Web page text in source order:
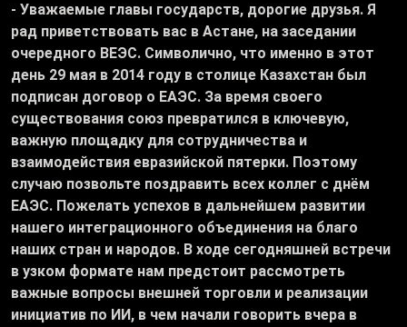
- Уважаемые главы государств, дорогие друзья. Я
рад приветствовать вас в Астане, на заседании
очередного ВЕЭС. Символично, что именно в этот
день 29 мая в 2014 году в столице Казахстан был
подписан договор о ЕАЭС. За время своего
существования союз превратился в ключевую,
важную площадку для сотрудничества и
взаимодействия евразийской пятерки. Поэтому
случаю позвольте поздравить всех коллег с днём
ЕАЭС. Пожелать успехов в дальнейшем развитии
нашего интеграционного объединения на благо
наших стран и народов. В ходе сегодняшней встречи
в узком формате нам предстоит рассмотреть
важные вопросы внешней торговли и реализации
инициатив по ИИ, в чем начали говорить вчера в